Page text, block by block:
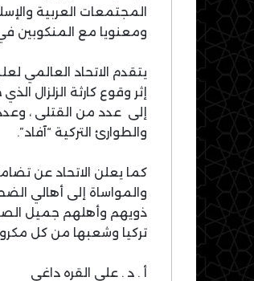
المجتمعات العربية
ومعنويا مع المنكوبين
يتقدم الاتحاد العالمي
إثر وقوع كارثة الزلزال
إلى عدد من القتلى ،
والطوارئ التركية “آفاد”.
كما يعلن الاتحاد عن
والمواساة إلى أهالي
ذويهم وأهلهم جميل
تركيا وشعبها من كل
أ . د . علي القره